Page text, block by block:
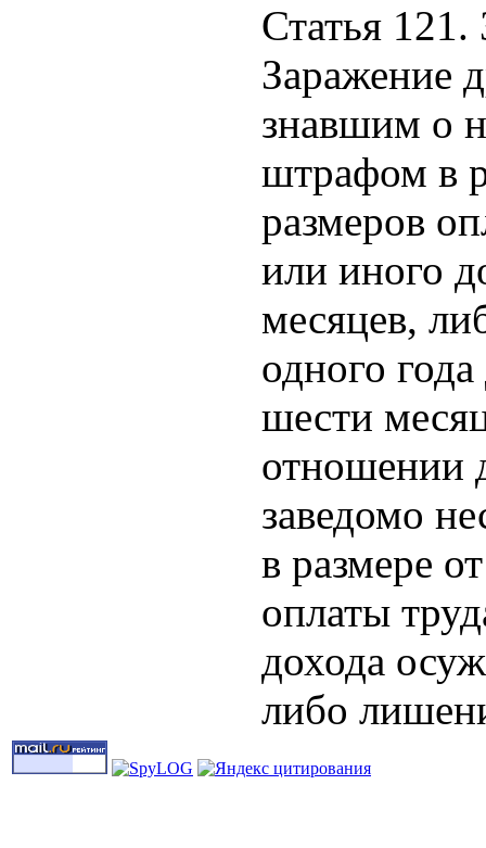
Статья 121.
Заражение
знавшим о
штрафом в
размеров
или иного
месяцев,
одного
шести
отношении
заведомо
в размере
оплаты
дохода
либо